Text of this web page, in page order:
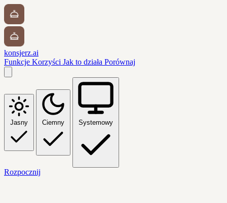
konsjerz.ai
Funkcje Korzyści Jak to działa Porównaj
Jasny Ciemny Systemowy
Rozpocznij